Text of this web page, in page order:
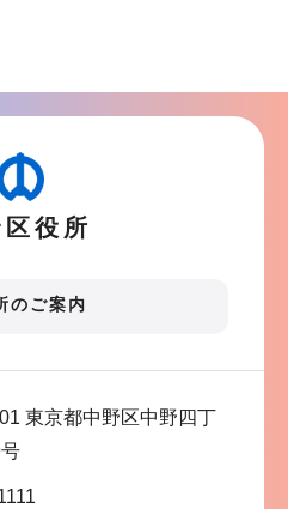
役所
のご案内
東京都中野区中野四丁